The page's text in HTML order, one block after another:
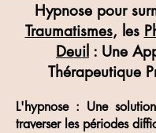
Hypnose pour
Traumatismes, les
Deuil : Une
Thérapeutique
L'hypnose : Une
traverser les périodes